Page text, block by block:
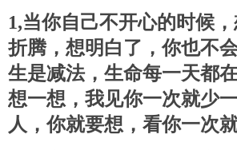
1,当你自己不开心的时候
折腾，想明白了，你也不
生是减法，生命每一天都
想一想，我见你一次就少
人，你就要想，看你一次